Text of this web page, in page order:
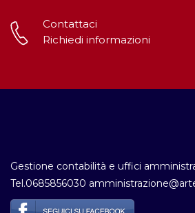
Contattaci
Richiedi informazioni
Gestione contabilità e uffici
Tel.0685856030